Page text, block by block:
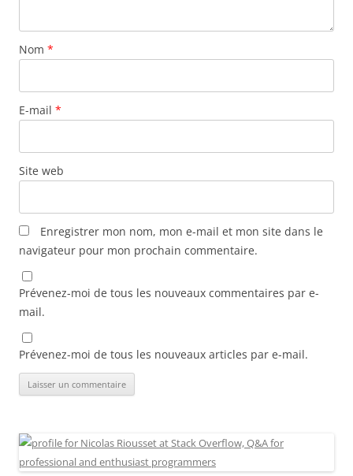
Nom *
E-mail *
Site web
Enregistrer mon nom, mon e-mail et mon site dans le
navigateur pour mon prochain commentaire.
Prévenez-moi de tous les nouveaux commentaires par e-
mail.
Prévenez-moi de tous les nouveaux articles par e-mail.